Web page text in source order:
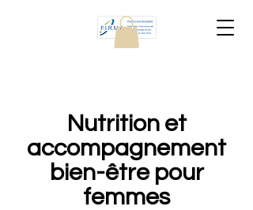
Nutrition et
accompagnement
bien-être pour
femmes